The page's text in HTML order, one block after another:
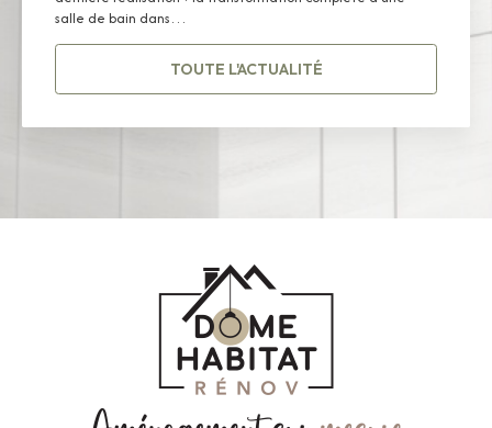
salle de bain dans…
TOUTE L'ACTUALITÉ